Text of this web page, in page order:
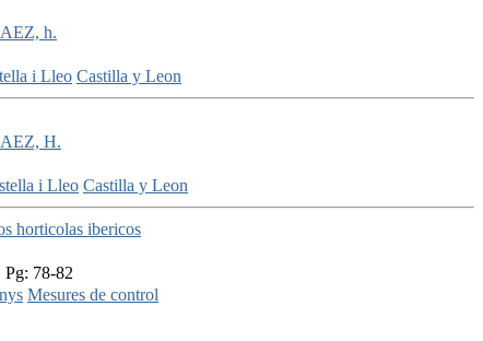
h.
i Lleo Castilla y Leon
H.
i Lleo Castilla y Leon
horticolas ibericos
78-82
Mesures de control